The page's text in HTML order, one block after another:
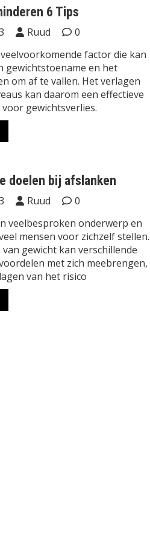
6 Tips
Ruud
0
factor die kan
gewichtstoename en het
om af te vallen. Het verlagen
kan daarom een effectieve
gewichtsverlies.
doelen bij afslanken
Ruud
0
veelbesproken onderwerp en
mensen voor zichzelf stellen.
gewicht kan verschillende
met zich meebrengen,
van het risico